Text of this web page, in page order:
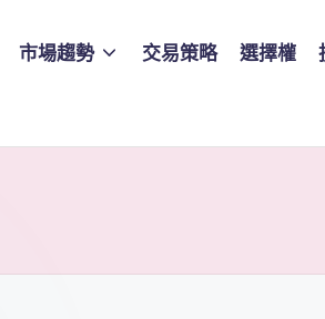
市場趨勢 交易策略 選擇權